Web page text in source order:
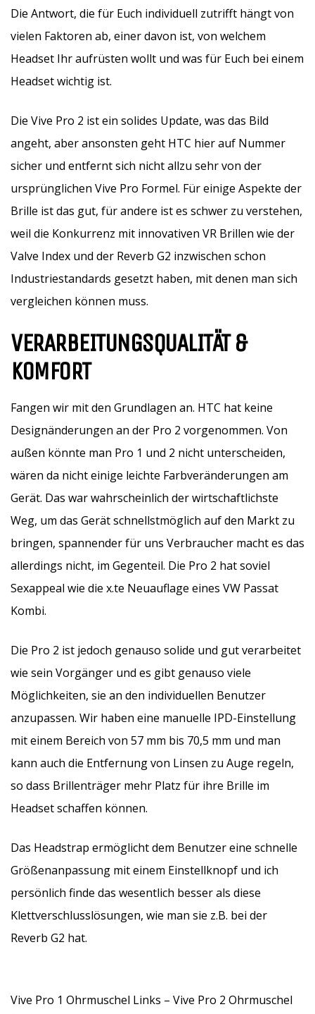
Die Antwort, die für Euch individuell zutrifft hängt von
vielen Faktoren ab, einer davon ist, von welchem
Headset Ihr aufrüsten wollt und was für Euch bei einem
Headset wichtig ist.
Die Vive Pro 2 ist ein solides Update, was das Bild
angeht, aber ansonsten geht HTC hier auf Nummer
sicher und entfernt sich nicht allzu sehr von der
ursprünglichen Vive Pro Formel. Für einige Aspekte der
Brille ist das gut, für andere ist es schwer zu verstehen,
weil die Konkurrenz mit innovativen VR Brillen wie der
Valve Index und der Reverb G2 inzwischen schon
Industriestandards gesetzt haben, mit denen man sich
vergleichen können muss.
VERARBEITUNGSQUALITÄT &
KOMFORT
Fangen wir mit den Grundlagen an. HTC hat keine
Designänderungen an der Pro 2 vorgenommen. Von
außen könnte man Pro 1 und 2 nicht unterscheiden,
wären da nicht einige leichte Farbveränderungen am
Gerät. Das war wahrscheinlich der wirtschaftlichste
Weg, um das Gerät schnellstmöglich auf den Markt zu
bringen, spannender für uns Verbraucher macht es das
allerdings nicht, im Gegenteil. Die Pro 2 hat soviel
Sexappeal wie die x.te Neuauflage eines VW Passat
Kombi.
Die Pro 2 ist jedoch genauso solide und gut verarbeitet
wie sein Vorgänger und es gibt genauso viele
Möglichkeiten, sie an den individuellen Benutzer
anzupassen. Wir haben eine manuelle IPD-Einstellung
mit einem Bereich von 57 mm bis 70,5 mm und man
kann auch die Entfernung von Linsen zu Auge regeln,
so dass Brillenträger mehr Platz für ihre Brille im
Headset schaffen können.
Das Headstrap ermöglicht dem Benutzer eine schnelle
Größenanpassung mit einem Einstellknopf und ich
persönlich finde das wesentlich besser als diese
Klettverschlusslösungen, wie man sie z.B. bei der
Reverb G2 hat.
Vive Pro 1 Ohrmuschel Links – Vive Pro 2 Ohrmuschel